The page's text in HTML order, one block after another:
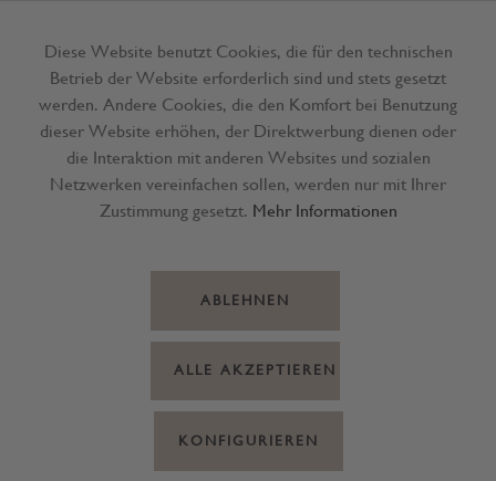
Menü
Diese Website benutzt Cookies, die für den technischen
Betrieb der Website erforderlich sind und stets gesetzt
werden. Andere Cookies, die den Komfort bei Benutzung
dieser Website erhöhen, der Direktwerbung dienen oder
die Interaktion mit anderen Websites und sozialen
Netzwerken vereinfachen sollen, werden nur mit Ihrer
Zustimmung gesetzt. Mehr Informationen
ABLEHNEN
ALLE AKZEPTIEREN
KONFIGURIEREN